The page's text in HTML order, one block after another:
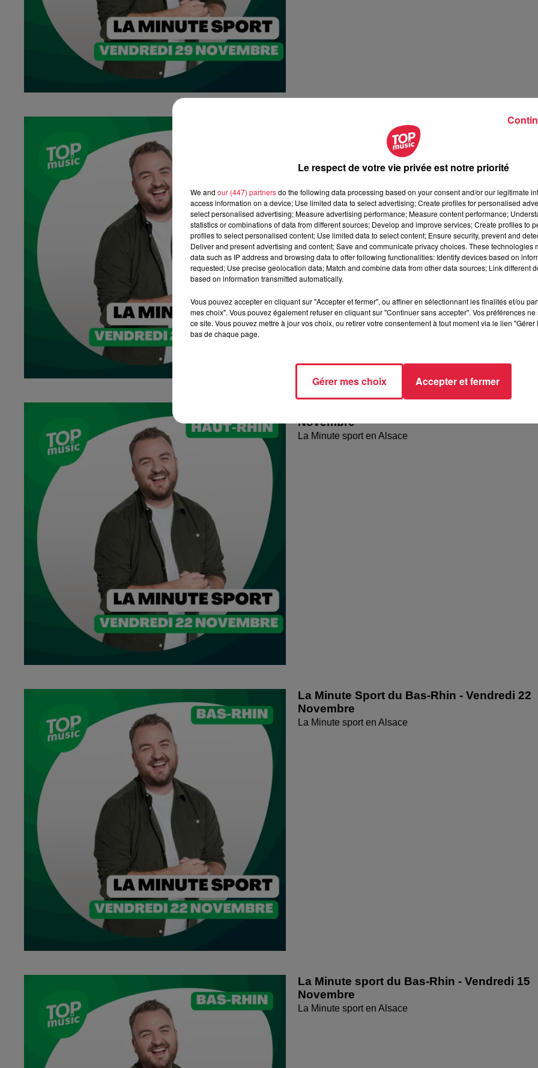
La Minute Sport du Bas-Rhin - Vendredi 29
La Minute sport en Alsace
Novembre
La Minute sport en Alsace
La Minute Sport du Bas-Rhin - Vendredi 22
Novembre
La Minute sport en Alsace
La Minute sport du Bas-Rhin - Vendredi 15
Novembre
La Minute sport en Alsace
Le respect de votre vie privée est notre priorité
We and our (447) partnersdo the following data processing based on your consent and/or our legitimate
access information on a device; Use limited data to select advertising; Create profiles for personalised
select personalised advertising; Measure advertising performance; Measure content performance;
statistics or combinations of data from different sources; Develop and improve services; Create profiles to
profiles to select personalised content; Use limited data to select content; Ensure security, prevent and
Deliver and present advertising and content; Save and communicate privacy choices. These technologies
data such as IP address and browsing data to offer following functionalities: Identify devices based on
requested; Use precise geolocation data; Match and combine data from other data sources; Link different
based on information transmitted automatically.
Vous pouvez accepter en cliquant sur "Accepter et fermer", ou affiner en sélectionnant les finalités et/ou
mes choix". Vous pouvez également refuser en cliquant sur "Continuer sans accepter". Vos préférences
ce site. Vous pouvez mettre à jour vos choix, ou retirer votre consentement à tout moment via le lien
bas de chaque page.
Gérer mes choix Accepter et fermer